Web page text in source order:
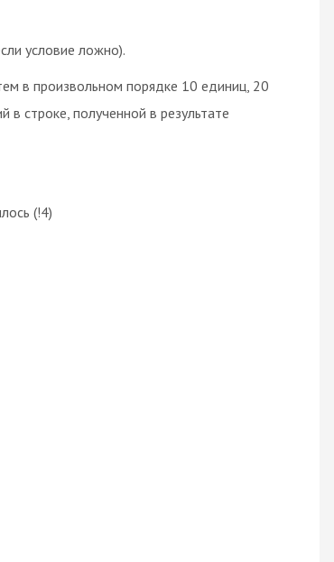
условие ложно).
в произвольном порядке 10 единиц, 20
в строке, полученной в результате
(!4)